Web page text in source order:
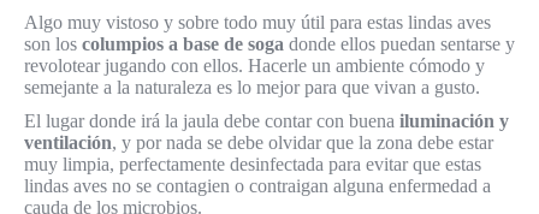
Algo muy vistoso y sobre todo muy útil para estas lindas aves
son los columpios a base de soga donde ellos puedan sentarse y
revolotear jugando con ellos. Hacerle un ambiente cómodo y
semejante a la naturaleza es lo mejor para que vivan a gusto.
El lugar donde irá la jaula debe contar con buena iluminación y
ventilación, y por nada se debe olvidar que la zona debe estar
muy limpia, perfectamente desinfectada para evitar que estas
lindas aves no se contagien o contraigan alguna enfermedad a
cauda de los microbios.